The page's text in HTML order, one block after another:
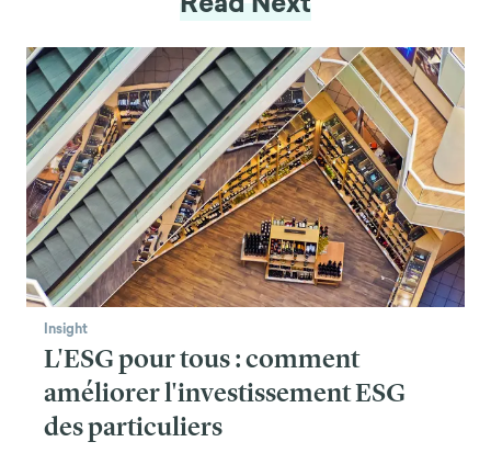
Insight
L'ESG pour tous : comment
améliorer l'investissement ESG
des particuliers